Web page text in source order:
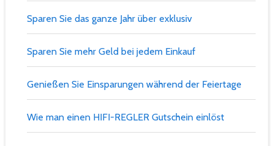
Sparen Sie das ganze Jahr über exklusiv
Sparen Sie mehr Geld bei jedem Einkauf
Genießen Sie Einsparungen während der Feiertage
Wie man einen HIFI-REGLER Gutschein einlöst